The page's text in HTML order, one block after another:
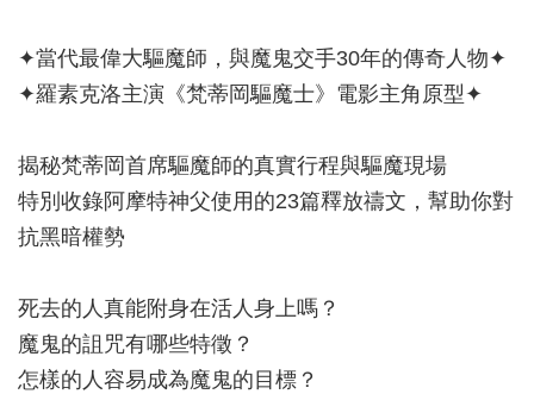
✦當代最偉大驅魔師，與魔鬼交手30年的傳奇人物✦
✦羅素克洛主演《梵蒂岡驅魔士》電影主角原型✦
揭秘梵蒂岡首席驅魔師的真實行程與驅魔現場
特別收錄阿摩特神父使用的23篇釋放禱文，幫助你對
抗黑暗權勢
死去的人真能附身在活人身上嗎？
魔鬼的詛咒有哪些特徵？
怎樣的人容易成為魔鬼的目標？